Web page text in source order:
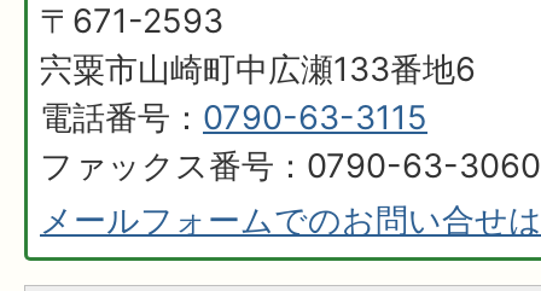
〒671-2593
宍粟市山崎町中広瀬133番地6
電話番号： 0790-63-3115
ファックス番号：0790-63-3060
メールフォームでのお問い合せ